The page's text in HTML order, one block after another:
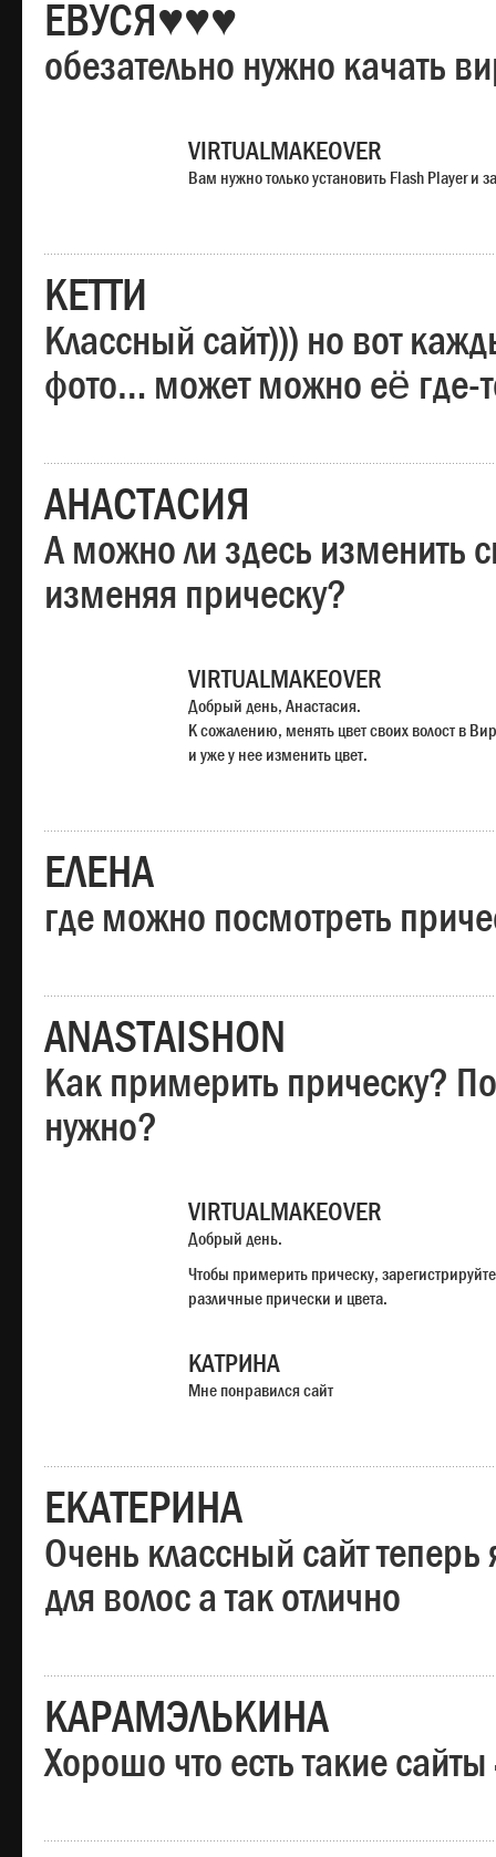
ЕВУСЯ♥♥♥
обезательно нужно качать
VIRTUALMAKEOVER
Вам нужно только установить Flash Player и
КЕТТИ
Классный сайт))) но вот
фото… может можно её где-
АНАСТАСИЯ
А можно ли здесь изменить
изменяя прическу?
VIRTUALMAKEOVER
Добрый день, Анастасия.
К сожалению, менять цвет своих волост в
и уже у нее изменить цвет.
ЕЛЕНА
где можно посмотреть
ANASTAISHON
Как примерить прическу?
нужно?
VIRTUALMAKEOVER
Добрый день.
Чтобы примерить прическу,
различные прически и цвета.
КАТРИНА
Мне понравился сайт
ЕКАТЕРИНА
Очень классный сайт теперь
для волос а так отлично
КАРАМЭЛЬКИНА
Хорошо что есть такие сайты